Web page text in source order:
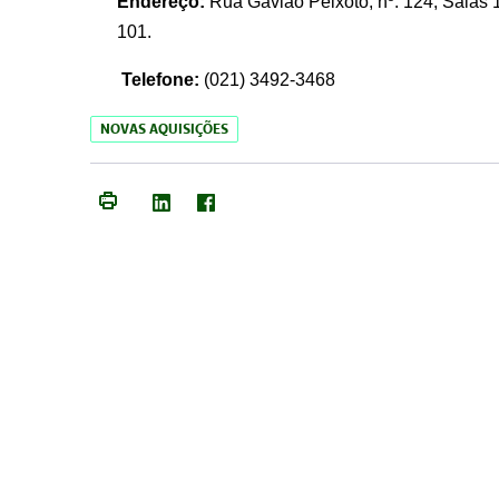
101.
Telefone: (021) 3492-3468
NOVAS AQUISIÇÕES